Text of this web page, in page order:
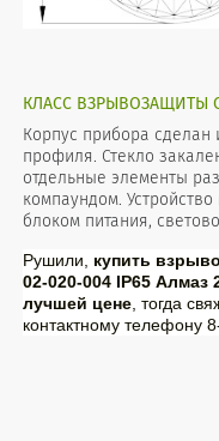
КЛАСС ВЗРЫВОЗАЩИТЫ
Корпус прибора
профиля. Стекло
отдельные элементы
компаундом.
блоком питания,
Рушили, купить
02-020-004 IP65 Алмаз
лучшей цене, тогда
контактному телефону